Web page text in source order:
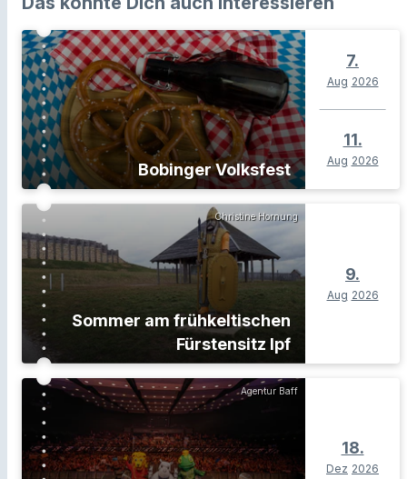
Bobinger Volksfest
7.
Aug 2026
11.
Aug 2026
Christine Hornung
Sommer am frühkeltischen
Fürstensitz Ipf
9.
Aug 2026
Agentur Baff
18.
Dez 2026